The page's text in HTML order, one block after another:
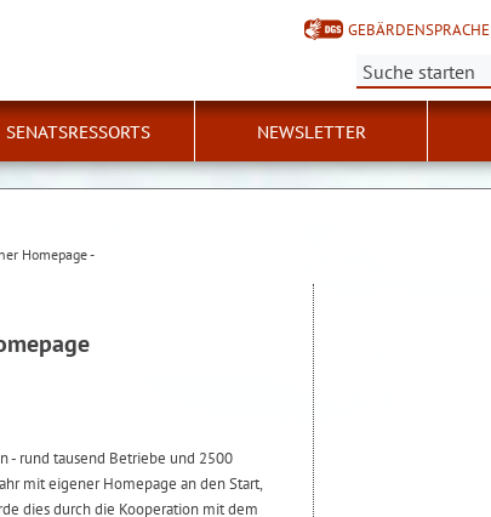
GEBÄRDENSPRACHE
Suche:
SENATSRESSORTS NEWSLETTER
Homepage -
- rund tausend Betriebe und 2500
mit eigener Homepage an den Start,
dies durch die Kooperation mit dem